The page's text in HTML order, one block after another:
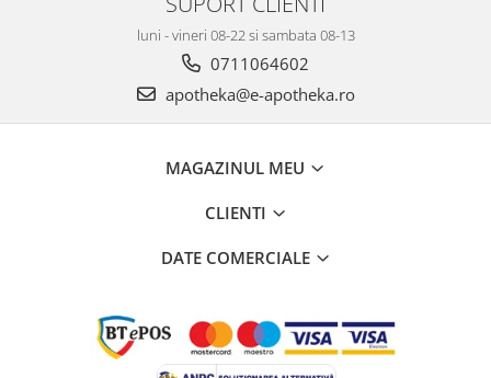
luni - vineri 08-22 si sambata 08-13
0711064602
apotheka@e-apotheka.ro
MAGAZINUL MEU
CLIENTI
DATE COMERCIALE